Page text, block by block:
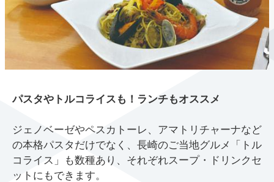
パスタやトルコライスも！ランチもオススメ
ジェノベーゼやペスカトーレ、アマトリチャーナなど
の本格パスタだけでなく、長崎のご当地グルメ「トル
コライス」も数種あり、それぞれスープ・ドリンクセ
ットにもできます。